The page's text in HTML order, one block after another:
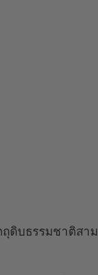
ดิบธรรมชาติสา